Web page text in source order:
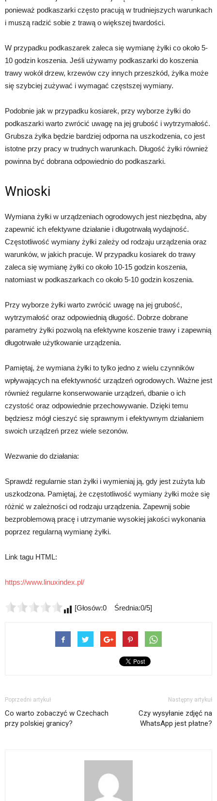
ponieważ podkaszarki często pracują w trudniejszych warunkach
i muszą radzić sobie z trawą o większej twardości.
W przypadku podkaszarek zaleca się wymianę żyłki co około 5-
10 godzin koszenia. Jeśli używamy podkaszarki do koszenia
trawy wokół drzew, krzewów czy innych przeszkód, żyłka może
się szybciej zużywać i wymagać częstszej wymiany.
Podobnie jak w przypadku kosiarek, przy wyborze żyłki do
podkaszarki warto zwrócić uwagę na jej grubość i wytrzymałość.
Grubsza żyłka będzie bardziej odporna na uszkodzenia, co jest
istotne przy pracy w trudnych warunkach. Długość żyłki również
powinna być dobrana odpowiednio do podkaszarki.
Wnioski
Wymiana żyłki w urządzeniach ogrodowych jest niezbędna, aby
zapewnić ich efektywne działanie i długotrwałą wydajność.
Częstotliwość wymiany żyłki zależy od rodzaju urządzenia oraz
warunków, w jakich pracuje. W przypadku kosiarek do trawy
zaleca się wymianę żyłki co około 10-15 godzin koszenia,
natomiast w podkaszarkach co około 5-10 godzin koszenia.
Przy wyborze żyłki warto zwrócić uwagę na jej grubość,
wytrzymałość oraz odpowiednią długość. Dobrze dobrane
parametry żyłki pozwolą na efektywne koszenie trawy i zapewnią
długotrwałe użytkowanie urządzenia.
Pamiętaj, że wymiana żyłki to tylko jedno z wielu czynników
wpływających na efektywność urządzeń ogrodowych. Ważne jest
również regularne konserwowanie urządzeń, dbanie o ich
czystość oraz odpowiednie przechowywanie. Dzięki temu
będziesz mógł cieszyć się sprawnym i efektywnym działaniem
swoich urządzeń przez wiele sezonów.
Wezwanie do działania:
Sprawdź regularnie stan żyłki i wymieniaj ją, gdy jest zużyta lub
uszkodzona. Pamiętaj, że częstotliwość wymiany żyłki może się
różnić w zależności od rodzaju urządzenia. Zapewnij sobie
bezproblemową pracę i utrzymanie wysokiej jakości wykonania
poprzez regularną wymianę żyłki.
Link tagu HTML:
https://www.linuxindex.pl/
[Głosów:0 Średnia:0/5]
Poprzedni artykuł
Co warto zobaczyć w Czechach
przy polskiej granicy?
Następny artykuł
Czy wysyłanie zdjęć na
WhatsApp jest płatne?